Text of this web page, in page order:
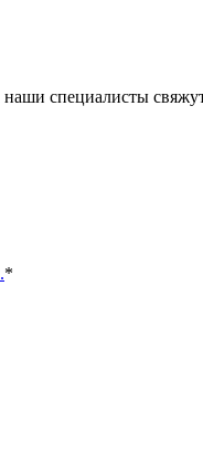
специалисты
*